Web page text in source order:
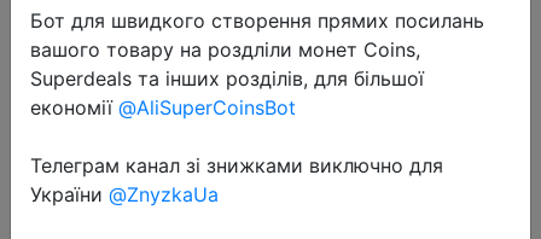
$79.99
Промокод: "BF1121A"
Бот для швидкого створення прямих посилань
вашого товару на роздліли монет Coins,
Superdeals та інших розділів, для більшої
економії @AliSuperCoinsBot
Телеграм канал зі знижками виключно для
України @ZnyzkaUa